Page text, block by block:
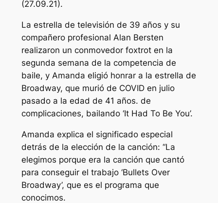
(27.09.21).
La estrella de televisión de 39 años y su
compañero profesional Alan Bersten
realizaron un conmovedor foxtrot en la
segunda semana de la competencia de
baile, y Amanda eligió honrar a la estrella de
Broadway, que murió de COVID en julio
pasado a la edad de 41 años. de
complicaciones, bailando ‘It Had To Be You’.
Amanda explica el significado especial
detrás de la elección de la canción: “La
elegimos porque era la canción que cantó
para conseguir el trabajo ‘Bullets Over
Broadway’, que es el programa que
conocimos.